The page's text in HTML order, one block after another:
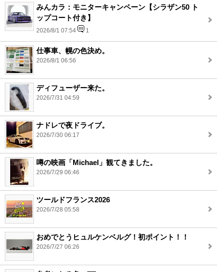
みんカラ：モニターキャンペーン【シラザン50 ト
ップコート付き】
2026/8/1 07:54 1
仕事車、幌の色決め。
2026/8/1 06:56
ディフューザー来た。
2026/7/31 04:59
ナドレで夜ドライブ。
2026/7/30 06:17
噂の映画「Michael」観てきました。
2026/7/29 06:46
ツールドフランス2026
2026/7/28 05:58
おめでとうヒュルケンベルグ！初ポイント！！
2026/7/27 06:26